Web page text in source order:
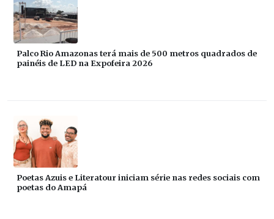
Palco Rio Amazonas terá mais de 500 metros quadrados de
painéis de LED na Expofeira 2026
Poetas Azuis e Literatour iniciam série nas redes sociais com
poetas do Amapá